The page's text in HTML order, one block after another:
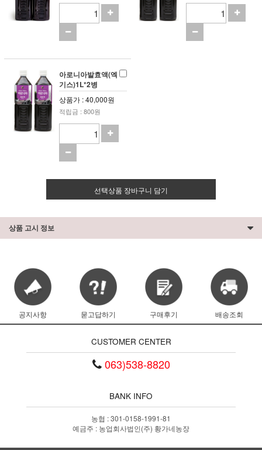
아로니아발효액(엑
기스)1L*2병
상품가 : 40,000원
적립금 : 800원
선택상품 장바구니 담기
상품 고시 정보
공지사항 묻고답하기 구매후기 배송조회
CUSTOMER CENTER
063)538-8820
BANK INFO
농협 : 301-0158-1991-81
예금주 : 농업회사법인(주) 황가네농장